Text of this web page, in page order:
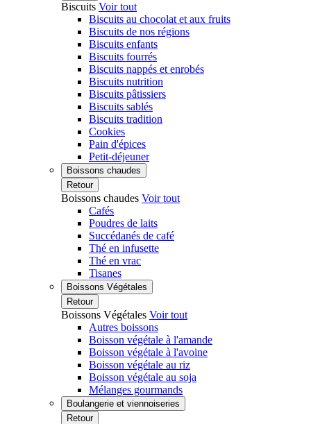
Biscuits Voir tout
Biscuits au chocolat et aux fruits
Biscuits de nos régions
Biscuits enfants
Biscuits fourrés
Biscuits nappés et enrobés
Biscuits nutrition
Biscuits pâtissiers
Biscuits sablés
Biscuits tradition
Cookies
Pain d'épices
Petit-déjeuner
Boissons chaudes
Retour
Boissons chaudes Voir tout
Cafés
Poudres de laits
Succédanés de café
Thé en infusette
Thé en vrac
Tisanes
Boissons Végétales
Retour
Boissons Végétales Voir tout
Autres boissons
Boisson végétale à l'amande
Boisson végétale à l'avoine
Boisson végétale au riz
Boisson végétale au soja
Mélanges gourmands
Boulangerie et viennoiseries
Retour